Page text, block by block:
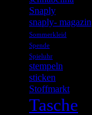
Snaply
snaply- magazin
Sommerkleid
Spende
Spieluhr
stempeln
sticken
Stoffmarkt
Tasche